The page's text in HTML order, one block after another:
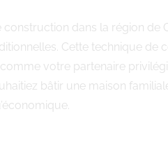
dans la région de
Cette technique de
votre partenaire
bâtir une maison